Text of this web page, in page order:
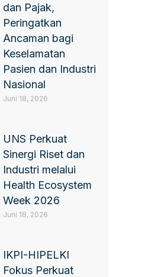
dan Pajak,
Peringatkan
Ancaman bagi
Keselamatan
Pasien dan Industri
Nasional
Juni 18, 2026
UNS Perkuat
Sinergi Riset dan
Industri melalui
Health Ecosystem
Week 2026
Juni 18, 2026
IKPI-HIPELKI
Fokus Perkuat